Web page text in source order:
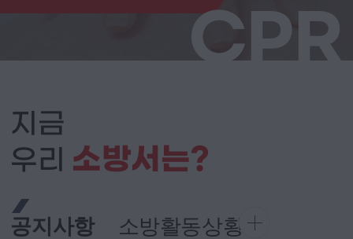
CPR
지금
우리 소방서는?
공지사항 소방활동상황